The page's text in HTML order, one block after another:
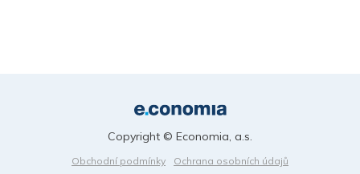
Obchodní podmínky
Ochrana osobních údajů
Copyright © Economia, a.s.